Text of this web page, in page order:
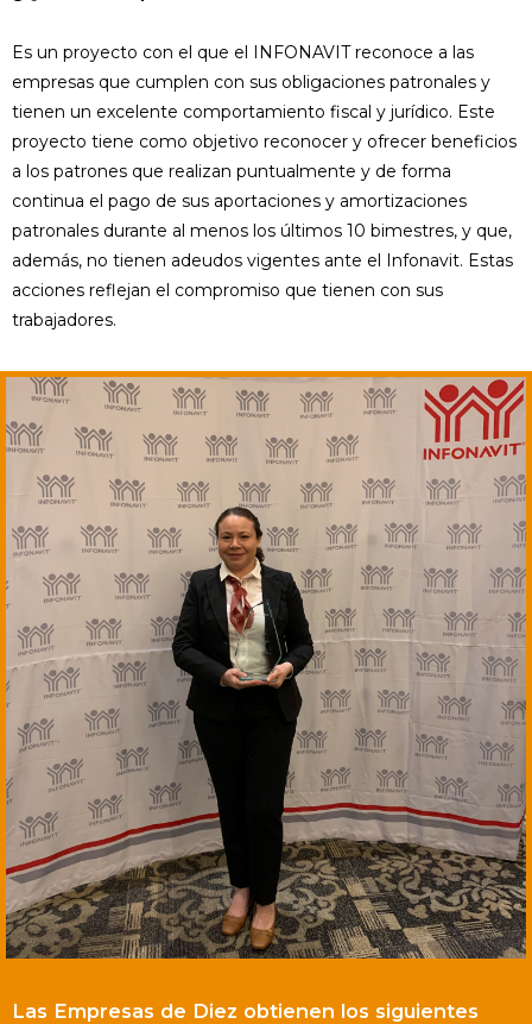
Es un proyecto con el que el INFONAVIT reconoce a las
empresas que cumplen con sus obligaciones patronales y
tienen un excelente comportamiento fiscal y jurídico. Este
proyecto tiene como objetivo reconocer y ofrecer beneficios
a los patrones que realizan puntualmente y de forma
continua el pago de sus aportaciones y amortizaciones
patronales durante al menos los últimos 10 bimestres, y que,
además, no tienen adeudos vigentes ante el Infonavit. Estas
acciones reflejan el compromiso que tienen con sus
trabajadores.
Las Empresas de Diez obtienen los siguientes